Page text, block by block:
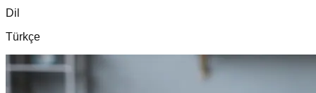
Dil
Türkçe